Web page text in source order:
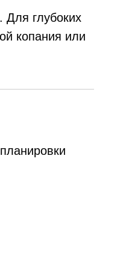
глубоких
копания или